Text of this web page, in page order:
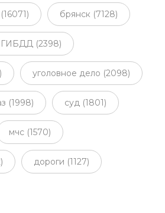
брянск (7128)
ГИБДД (2398)
уголовное дело (2098)
(1998) суд (1801)
мчс (1570)
дороги (1127)